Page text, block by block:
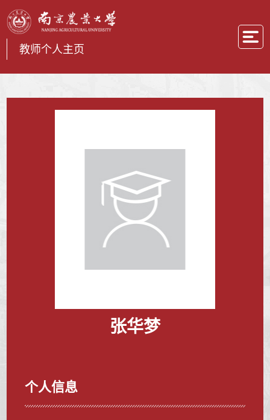
教师个人主页
张华梦
个人信息